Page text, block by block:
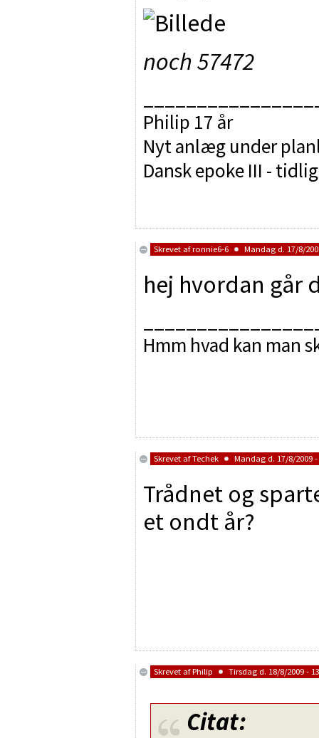
noch 57472
Philip 17 år
Nyt anlæg under
Dansk epoke III -
Skrevet afronnie6-6 Mandag d. 17/8/
hej hvordan går
Hmm hvad kan man
Skrevet afTechek Mandag d. 17/8/2009 -
Trådnet og
et ondt år?
Skrevet afPhilip Tirsdag d. 18/8/2009 -
Citat: